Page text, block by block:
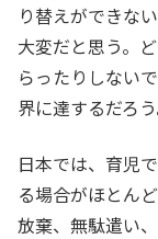
り替えができな
大変だと思う。
らったりしない
界に達するだろう
日本では、育児
る場合がほとん
放棄、無駄遣い